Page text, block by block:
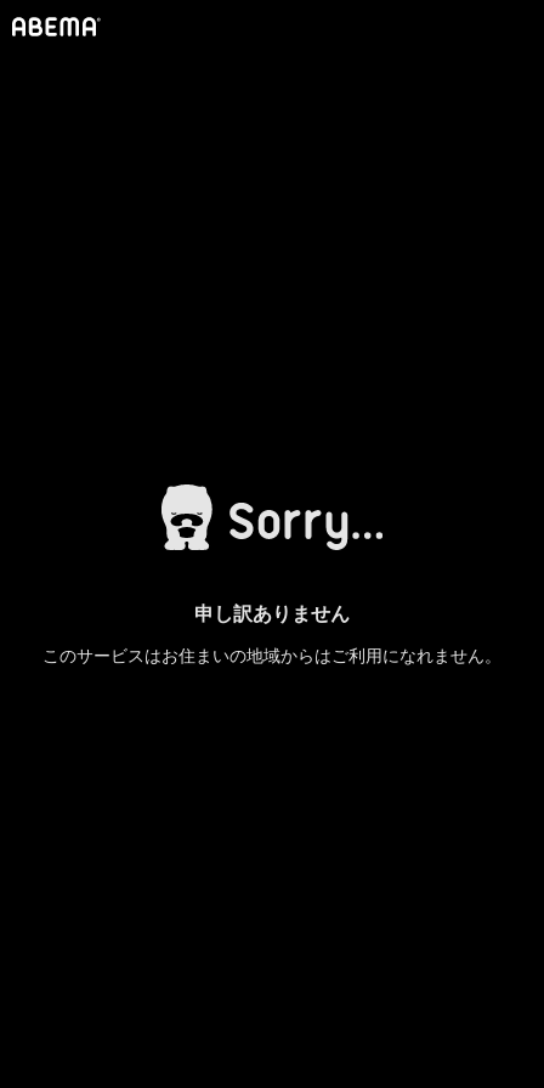
申し訳ありません
このサービスはお住まいの地域からはご利用になれません。